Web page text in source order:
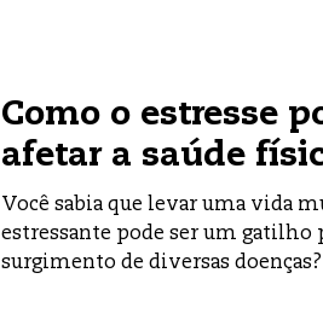
Como o estresse
afetar a saúde
Você sabia que levar uma vida
estressante pode ser um gatilho
surgimento de diversas doenças?